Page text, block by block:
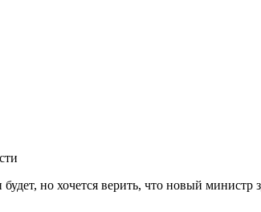
но хочется верить, что новый